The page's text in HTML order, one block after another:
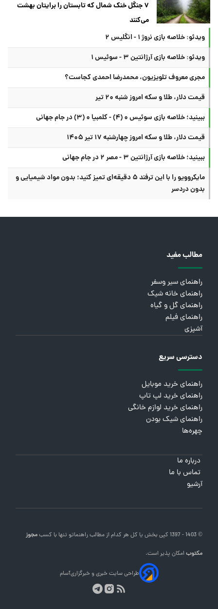
۷ جنگل خنک شمال که تابستان را برایتان بهشت
می‌کنند
ویدئو: خلاصه بازی نروژ ۱ - انگلیس ۲
ویدئو: خلاصه بازی آرژانتین ۳ - سوئیس ۱
مجری معروف تلویزیون، محمدرضا احمدی کجاست؟
قیمت دلار، طلا و سکه امروز شنبه ۲۰ تیر
ببینید؛ خلاصه بازی سوئیس ۰ (۴) - کلمبیا ۰ (۳) در جام جهانی
قیمت دلار، طلا و سکه امروز چهارشنبه ۱۷ تیر ۱۴۰۵
ببینید؛ خلاصه بازی آرژانتین ۳ - مصر ۲ در جام جهانی
مایکروویو را با این ترفند ۵ دقیقه‌ای تمیز کنید؛ بدون مواد شیمیایی و
بدون دردسر
مطالب مفید
راهنمای سیر وسفر
راهنمای خانه شیک
راهنمای گل و گیاه
راهنمای فیلم
آشپزی
دسترسی سریع
راهنمای خرید موبایل
راهنمای خرید لپ تاپ
راهنمای خرید لوازم خانگی
راهنمای شیک بودن
چهره‌ها
درباره ما
تماس با ما
آرشیو
© 1403 - 1397 کپی بخش یا کل هر کدام از مطالب راهنماتو تنها با کسبمجوز
مکتوبامکان پذیر است.
طراحی سایت خبری و خبرگزاریآسام